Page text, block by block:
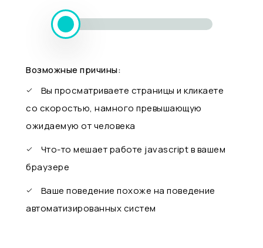
Возможные причины:
Вы просматриваете страницы и кликаете
со скоростью, намного превышающую
ожидаемую от человека
Что-то мешает работе javascript в вашем
браузере
Ваше поведение похоже на поведение
автоматизированных систем